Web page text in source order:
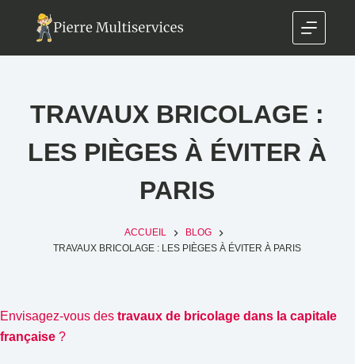
TRAVAUX BRICOLAGE :
LES PIÈGES À ÉVITER À
PARIS
ACCUEIL
BLOG
TRAVAUX BRICOLAGE : LES PIÈGES À ÉVITER À PARIS
Envisagez-vous des travaux de bricolage dans la capitale
française ?